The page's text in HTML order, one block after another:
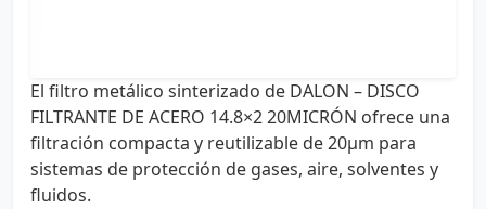
El filtro metálico sinterizado de DALON – DISCO
FILTRANTE DE ACERO 14.8×2 20MICRÓN ofrece una
filtración compacta y reutilizable de 20µm para
sistemas de protección de gases, aire, solventes y
fluidos.